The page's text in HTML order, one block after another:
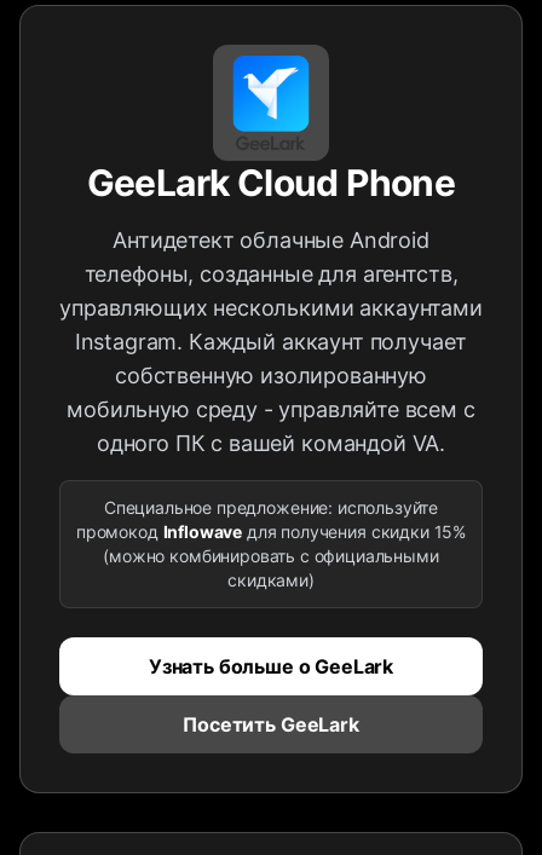
GeeLark Cloud Phone
Антидетект облачные Android
телефоны, созданные для агентств,
управляющих несколькими аккаунтами
Instagram. Каждый аккаунт получает
собственную изолированную
мобильную среду - управляйте всем с
одного ПК с вашей командой VA.
Специальное предложение: используйте
промокод Inflowave для получения скидки 15%
(можно комбинировать с официальными
скидками)
Узнать больше о GeeLark
Посетить GeeLark